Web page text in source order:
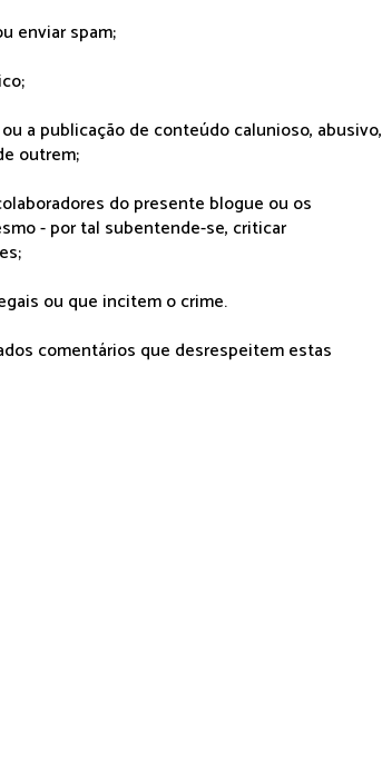
enviar spam;
a publicação de conteúdo calunioso, abusivo,
outrem;
do presente blogue ou os
- por tal subentende-se, criticar
ou que incitem o crime.
comentários que desrespeitem estas